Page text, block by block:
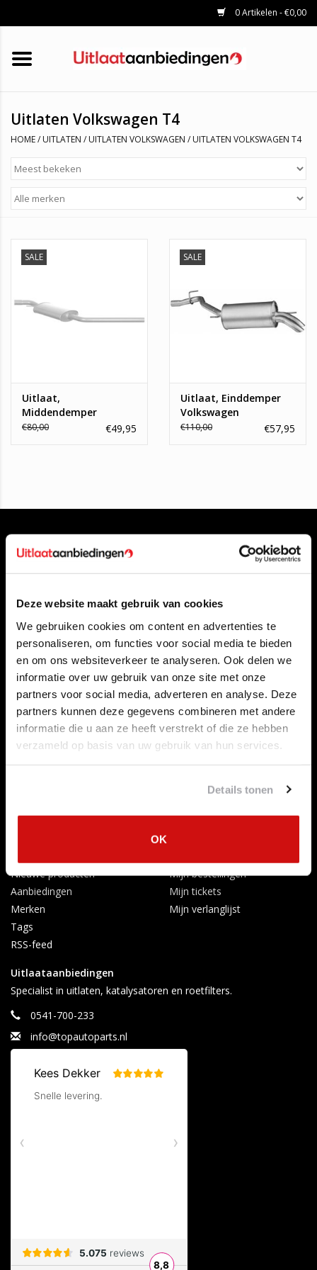
Deze website maakt gebruik van cookies
We gebruiken cookies om content en advertenties te
personaliseren, om functies voor social media te bieden
en om ons websiteverkeer te analyseren. Ook delen we
informatie over uw gebruik van onze site met onze
partners voor social media, adverteren en analyse. Deze
partners kunnen deze gegevens combineren met andere
informatie die u aan ze heeft verstrekt of die ze hebben
verzameld op basis van uw gebruik van hun services.
Details tonen
OK
0 Artikelen - €0,00
HOME
KATALYSATOREN
UNIVERSELE UITLAATDELEN
Uitlaten Volkswagen T4
HOME/ UITLATEN / UITLATEN VOLKSWAGEN / UITLATEN VOLKSWAGEN T4
SALE
Uitlaat,
Middendemper
Volkswagen
€80,00 €49,95
SALE
Uitlaat, Einddemper
Volkswagen
Transporter 4 2.5 TDI
€110,00 €57,95
Contact opnemen
Over ons
Betaalmethoden
Algemene voorwaarden
Herroepingsrecht
Privacy Policy
Verzenden & retourneren
Nieuwe producten
Aanbiedingen
Merken
Tags
RSS-feed
Mijn bestellingen
Mijn tickets
Mijn verlanglijst
Uitlaataanbiedingen
Specialist in uitlaten, katalysatoren en roetfilters.
0541-700-233
info@topautoparts.nl